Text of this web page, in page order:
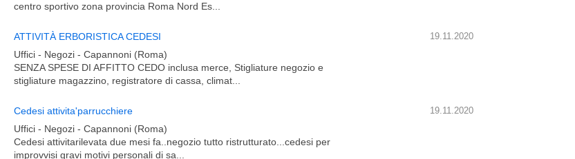
centro sportivo zona provincia Roma Nord Es...
19.11.2020
ATTIVITÀ ERBORISTICA CEDESI
Uffici - Negozi - Capannoni (Roma)
SENZA SPESE DI AFFITTO CEDO inclusa merce, Stigliature negozio e
stigliature magazzino, registratore di cassa, climat...
19.11.2020
Cedesi attivita'parrucchiere
Uffici - Negozi - Capannoni (Roma)
Cedesi attivitarilevata due mesi fa..negozio tutto ristrutturato...cedesi per
improvvisi gravi motivi personali di sa...